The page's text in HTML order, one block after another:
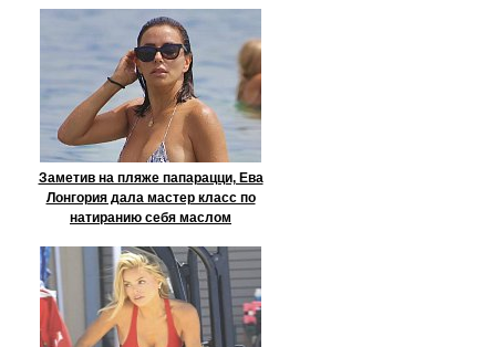
Заметив на пляже папарацци, Ева
Лонгория дала мастер класс по
натиранию себя маслом